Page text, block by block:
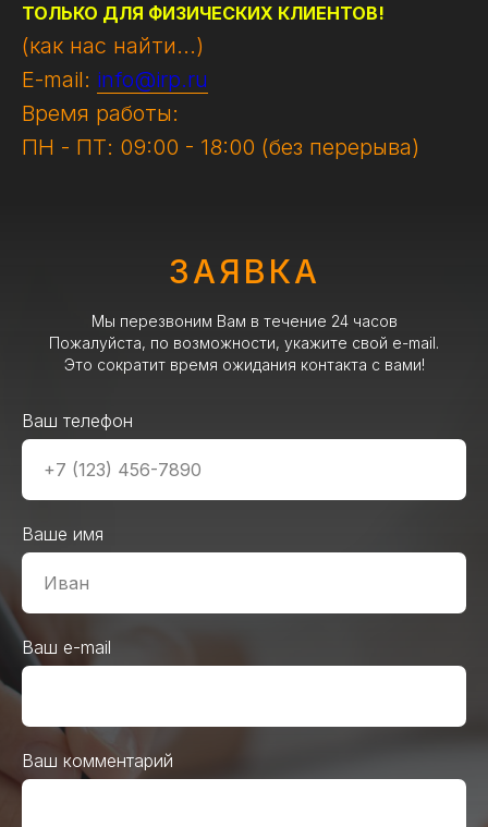
ТОЛЬКО ДЛЯ ФИЗИЧЕСКИХ КЛИЕНТОВ!
(как нас найти...)
E-mail: info@irp.ru
Время работы:
ПН - ПТ: 09:00 - 18:00 (без перерыва)
ЗАЯВКА
Мы перезвоним Вам в течение 24 часов
Пожалуйста, по возможности, укажите свой e-mail.
Это сократит время ожидания контакта с вами!
Ваш телефон
Ваше имя
Ваш e-mail
Ваш комментарий